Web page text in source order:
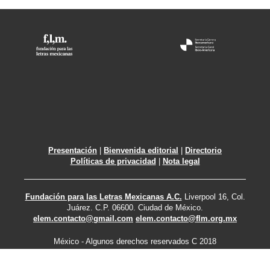
Presentación Bienvenida editorial
Directorio
Políticas de privacidad
Nota legal
Fundación para las Letras Mexicanas A.C. Liverpool 16, Col.
Juárez. C.P. 06600. Ciudad de México.
elem.contacto@gmail.com elem.contacto@flm.org.mx
México - Algunos derechos reservados C 2018